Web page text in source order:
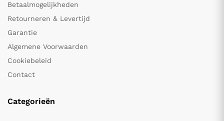
Betaalmogelijkheden
Retourneren & Levertijd
Garantie
Algemene Voorwaarden
Cookiebeleid
Contact
Categorieën